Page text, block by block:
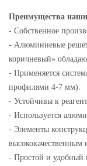
Преимущества
- Собственное
- Алюминиевые
коричневый»
- Применяется
профилями 4-7 мм).
- Устойчивы к
- Используется
- Элементы
- Простой и удобный